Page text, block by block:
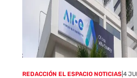
REDACCIÓN EL ESPACIO NOTICIAS| 4